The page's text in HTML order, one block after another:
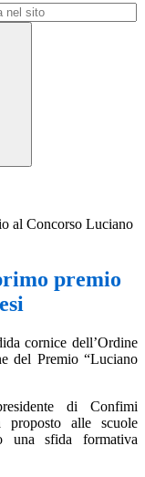
al Concorso Luciano
premio
cornice dell’Ordine
del Premio “Luciano
di Confimi
proposto alle scuole
una sfida formativa